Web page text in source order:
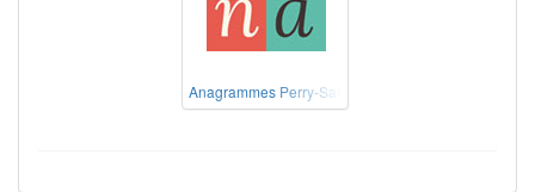
Anagrammes Perry-Salkow